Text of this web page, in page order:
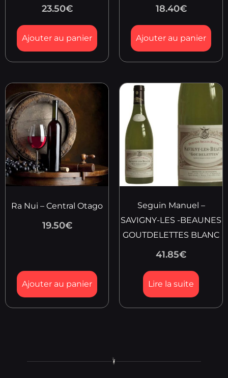
23.50€
Ajouter au panier
18.40€
Ajouter au panier
Ra Nui – Central Otago
19.50€
Ajouter au panier
Seguin Manuel –
SAVIGNY-LES -BEAUNES
GOUTDELETTES BLANC
41.85€
Lire la suite